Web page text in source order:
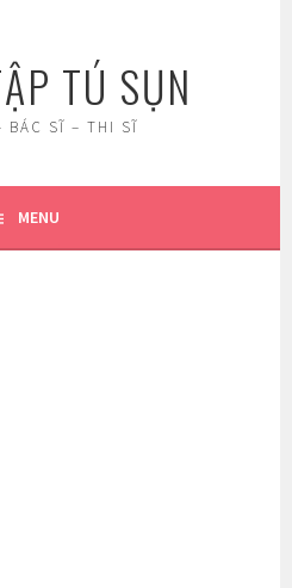
TÚ SỤN
BÁC SĨ – THI SĨ
MENU